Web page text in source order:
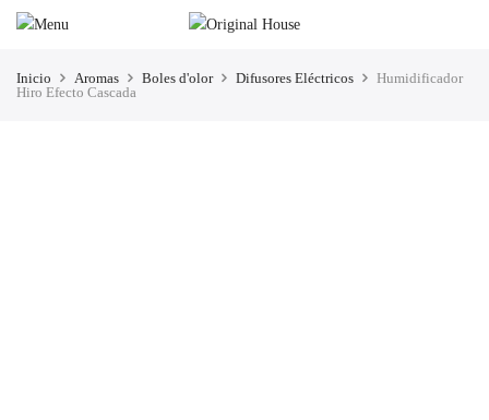
Inicio Aromas Boles d'olor Difusores Eléctricos
Humidificador
Hiro Efecto Cascada